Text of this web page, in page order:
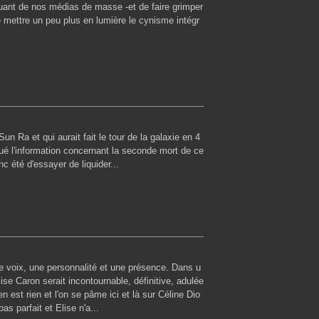
de nos médias de masse -et de faire grimper
un peu plus en lumière le cynisme intégr
Ra et qui aurait fait le tour de la galaxie en 4
l'information concernant la seconde mort de ce
été d'essayer de liquider...
voix, une personnalité et une présence. Dans u
Caron serait incontournable, définitive, adulée
est rien et l'on se pâme ici et là sur Céline Dio
parfait et Elise n'a...